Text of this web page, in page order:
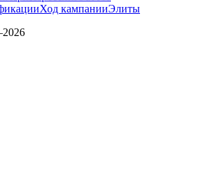
Ход кампанииЭлиты